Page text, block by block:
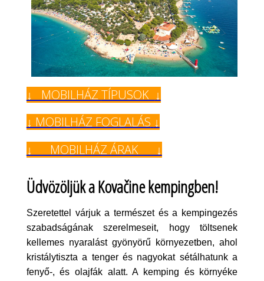
↓ MOBILHÁZTÍPUSOK ↓
↓ MOBILHÁZ FOGLALÁS ↓
↓ MOBILHÁZ ÁRAK ↓
Üdvözöljük a Kovačine kempingben!
Szeretettel várjuk a természet és a kempingezés
szabadságának szerelmeseit, hogy töltsenek
kellemes nyaralást gyönyörű környezetben, ahol
kristálytiszta a tenger és nagyokat sétálhatunk a
fenyő-, és olajfák alatt. A kemping és környéke